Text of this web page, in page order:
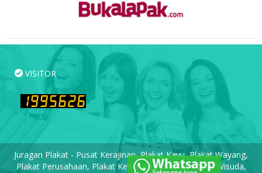
VISITOR
Juragan Plakat - Pusat Kerajinan, Plakat Kayu, Plakat Wayang,
Plakat Perusahaan, Plakat Kenang-kenangan, Plakat Wisuda,